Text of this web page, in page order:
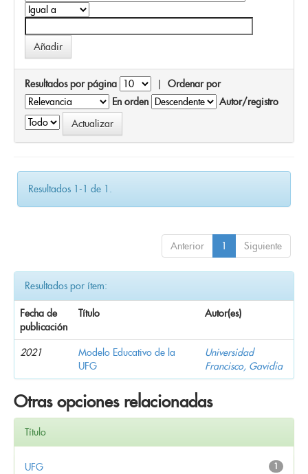
Resultados por página | Ordenar por
En orden
Autor/registro
Resultados 1-1 de 1.
Anterior 1 Siguiente
Resultados por ítem:
Fecha de
publicación
Título Autor(es)
2021
Modelo Educativo de la
UFG
Universidad
Francisco, Gavidia
Otras opciones relacionadas
Título
1
UFG